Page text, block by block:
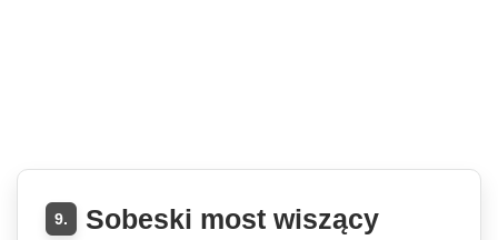
9. Sobeski most wiszący